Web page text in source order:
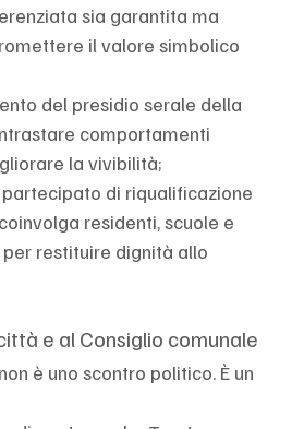
sia garantita ma
il valore simbolico
del presidio serale della
comportamenti
la vivibilità;
partecipato di riqualificazione
residenti, scuole e
restituire dignità allo
e al Consiglio comunale
è uno scontro politico. È un